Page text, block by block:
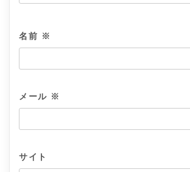
名前 ※
メール ※
サイト